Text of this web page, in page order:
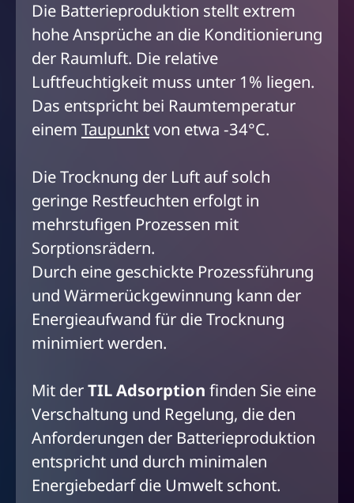
Die Batterieproduktion stellt extrem
hohe Ansprüche an die Konditionierung
der Raumluft. Die relative
Luftfeuchtigkeit muss unter 1% liegen.
Das entspricht bei Raumtemperatur
einem Taupunktvon etwa -34°C.
Die Trocknung der Luft auf solch
geringe Restfeuchten erfolgt in
mehrstufigen Prozessen mit
Sorptionsrädern.
Durch eine geschickte Prozessführung
und Wärmerückgewinnung kann der
Energieaufwand für die Trocknung
minimiert werden.
Mit derTIL Adsorption finden Sie eine
Verschaltung und Regelung, die den
Anforderungen der Batterieproduktion
entspricht und durch minimalen
Energiebedarf die Umwelt schont.